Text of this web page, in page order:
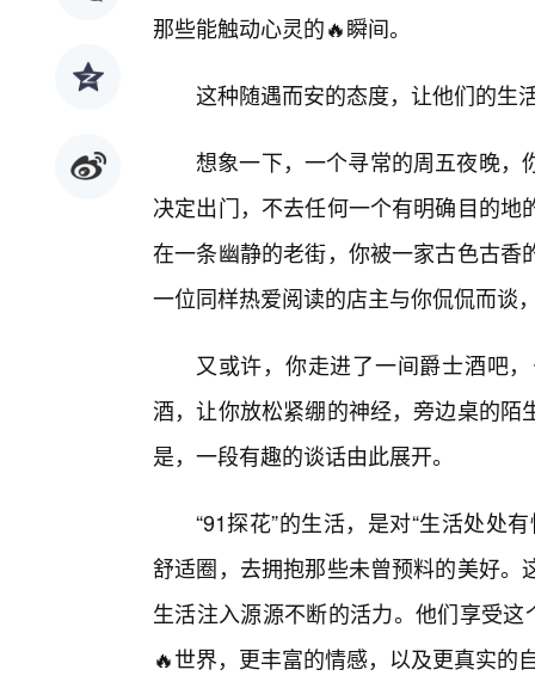
那些能触动心灵的🔥瞬间。
这种随遇而安的态度，让他们的生
想象一下，一个寻常的周五夜晚，
决定出门，不去任何一个有明确目的
在一条幽静的老街，你被一家古色古
一位同样热爱阅读的店主与你侃侃而谈
又或许，你走进了一间爵士酒吧
酒，让你放松紧绷的神经，旁边桌的
是，一段有趣的谈话由此展开。
“91探花”的生活，是对“生活处处
舒适圈，去拥抱那些未曾预料的美好
生活注入源源不断的活力。他们享受
🔥世界，更丰富的情感，以及更真实的